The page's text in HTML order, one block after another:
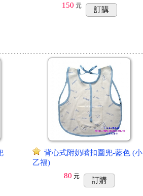
150 元 訂購
背心式附奶嘴扣圍兜-藍色 (小
乙福)
80 元 訂購